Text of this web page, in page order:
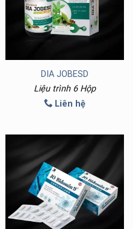
DIA JOBESD
Liệu trình 6 Hộp
Liên hệ